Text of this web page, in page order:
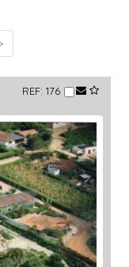
REF: 176